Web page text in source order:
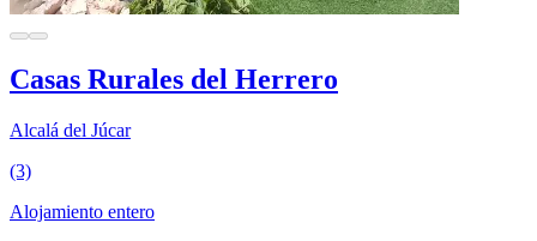
Casas Rurales del Herrero
Alcalá del Júcar
(3)
Alojamiento entero